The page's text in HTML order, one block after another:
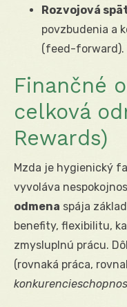
Rozvojová
povzbudenia a
(feed-forward).
Finančné
celková
Rewards)
Mzda je hygienický
vyvoláva
odmena spája
benefity, flexibilitu,
zmysluplnú prácu.
(rovnaká práca,